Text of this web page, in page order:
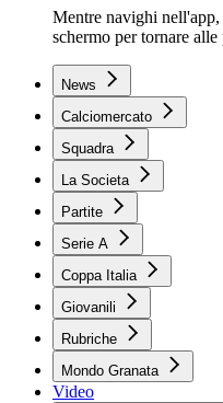
Mentre navighi
schermo per tornare alle
News
Calciomercato
Squadra
La Societa
Partite
Serie A
Coppa Italia
Giovanili
Rubriche
Mondo Granata
Video